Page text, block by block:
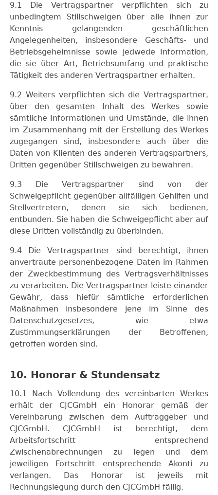
9.1 Die Vertragspartner verpflichten sich zu
unbedingtem Stillschweigen über alle ihnen zur
Kenntnis gelangenden geschäftlichen
Angelegenheiten, insbesondere Geschäfts- und
Betriebsgeheimnisse sowie jedwede Information,
die sie über Art, Betriebsumfang und praktische
Tätigkeit des anderen Vertragspartner erhalten.
9.2 Weiters verpflichten sich die Vertragspartner,
über den gesamten Inhalt des Werkes sowie
sämtliche Informationen und Umstände, die ihnen
im Zusammenhang mit der Erstellung des Werkes
zugegangen sind, insbesondere auch über die
Daten von Klienten des anderen Vertragspartners,
Dritten gegenüber Stillschweigen zu bewahren.
9.3 Die Vertragspartner sind von der
Schweigepflicht gegenüber allfälligen Gehilfen und
Stellvertretern, denen sie sich bedienen,
entbunden. Sie haben die Schweigepflicht aber auf
diese Dritten vollständig zu überbinden.
9.4 Die Vertragspartner sind berechtigt, ihnen
anvertraute personenbezogene Daten im Rahmen
der Zweckbestimmung des Vertragsverhältnisses
zu verarbeiten. Die Vertragspartner leiste einander
Gewähr, dass hiefür sämtliche erforderlichen
Maßnahmen insbesondere jene im Sinne des
Datenschutzgesetzes, wie etwa
Zustimmungserklärungen der Betroffenen,
getroffen worden sind.
10. Honorar & Stundensatz
10.1 Nach Vollendung des vereinbarten Werkes
erhält der CJCGmbH ein Honorar gemäß der
Vereinbarung zwischen dem Auftraggeber und
CJCGmbH. CJCGmbH ist berechtigt, dem
Arbeitsfortschritt entsprechend
Zwischenabrechnungen zu legen und dem
jeweiligen Fortschritt entsprechende Akonti zu
verlangen. Das Honorar ist jeweils mit
Rechnungslegung durch den CJCGmbH fällig.